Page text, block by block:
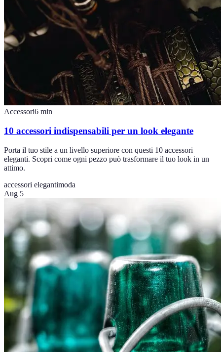
Accessori6 min
10 accessori indispensabili per un look elegante
Porta il tuo stile a un livello superiore con questi 10 accessori
eleganti. Scopri come ogni pezzo può trasformare il tuo look in un
attimo.
accessori elegantimoda
Aug 5